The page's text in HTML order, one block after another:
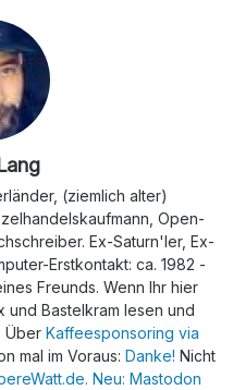
(ziemlich alter)
Open-
Ex-Saturn'ler, Ex-
Erstkontakt: ca. 1982 -
Freunds. Wenn Ihr hier
und Bastelkram lesen und
Über Kaffeesponsoring via
mal im Voraus: Danke! Nicht
Neu: Mastodon